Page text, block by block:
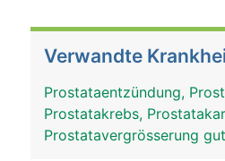
Verwandte
Prostataentzündung,
Prostatakrebs,
Prostatavergrösserung